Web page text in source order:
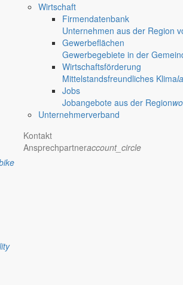
Wirtschaft
Firmendatenbank
Unternehmen aus der Region
Gewerbeflächen
Gewerbegebiete in der
Wirtschaftsförderung
Mittelstandsfreundliches Klima
Jobs
Jobangebote aus der Region
Unternehmerverband
Kontakt
Ansprechpartneraccount_circle